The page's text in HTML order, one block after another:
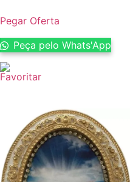
Pegar Oferta
Peça pelo Whats'App